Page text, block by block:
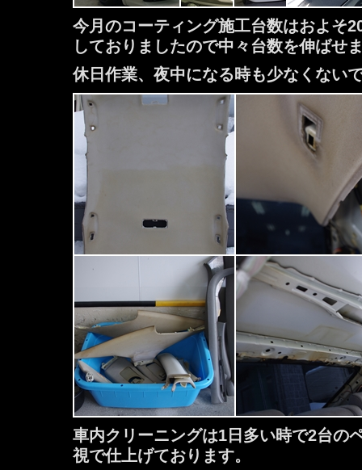
今月のコーティング施工台数はおよそ
しておりましたので中々台数を伸ばせ
休日作業、夜中になる時も少なくない
車内クリーニングは1日多い時で2台の
視で仕上げております。